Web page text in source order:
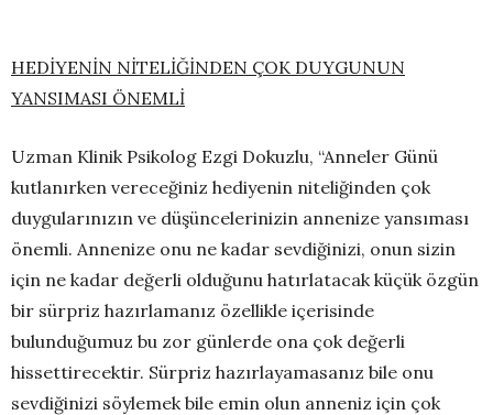
HEDİYENİN NİTELİĞİNDEN ÇOK DUYGUNUN
YANSIMASI ÖNEMLİ
Uzman Klinik Psikolog Ezgi Dokuzlu, “Anneler Günü
kutlanırken vereceğiniz hediyenin niteliğinden çok
duygularınızın ve düşüncelerinizin annenize yansıması
önemli. Annenize onu ne kadar sevdiğinizi, onun sizin
için ne kadar değerli olduğunu hatırlatacak küçük özgün
bir sürpriz hazırlamanız özellikle içerisinde
bulunduğumuz bu zor günlerde ona çok değerli
hissettirecektir. Sürpriz hazırlayamasanız bile onu
sevdiğinizi söylemek bile emin olun anneniz için çok